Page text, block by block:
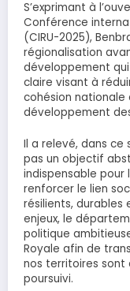
S’exprimant à
Conférence
(CIRU-2025),
régionalisation
développement
claire visant à
cohésion
développement
Il a relevé, dans ce
pas un objectif
indispensable pour
renforcer le lien
résilients, durables
enjeux, le
politique
Royale afin de
nos territoires sont
poursuivi.